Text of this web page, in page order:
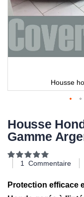
Housse
Housse
Gamme
Notation:
100
1 Commentaire
Protection efficace